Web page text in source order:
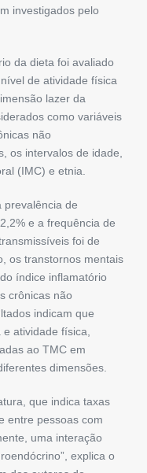
investigados pelo
da dieta foi avaliado
de atividade física
lazer da
como variáveis
não
os intervalos de idade,
(IMC) e etnia.
prevalência de
e a frequência de
foi de
os transtornos mentais
índice inflamatório
crônicas não
indicam que
atividade física,
ao TMC em
dimensões.
que indica taxas
entre pessoas com
uma interação
explica o